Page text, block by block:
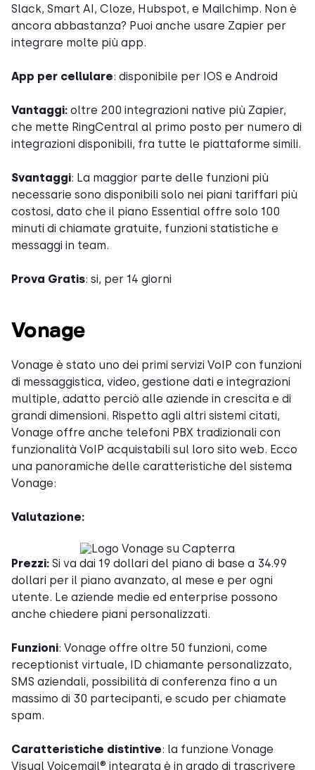
Slack, Smart AI, Cloze, Hubspot, e Mailchimp. Non è
ancora abbastanza? Puoi anche usare Zapier per
integrare molte più app.
App per cellulare: disponibile per IOS e Android
Vantaggi: oltre 200 integrazioni native più Zapier,
che mette RingCentral al primo posto per numero di
integrazioni disponibili, fra tutte le piattaforme simili.
Svantaggi: La maggior parte delle funzioni più
necessarie sono disponibili solo nei piani tariffari più
costosi, dato che il piano Essential offre solo 100
minuti di chiamate gratuite, funzioni statistiche e
messaggi in team.
Prova Gratis: si, per 14 giorni
Vonage
Vonage è stato uno dei primi servizi VoIP con funzioni
di messaggistica, video, gestione dati e integrazioni
multiple, adatto perciò alle aziende in crescita e di
grandi dimensioni. Rispetto agli altri sistemi citati,
Vonage offre anche telefoni PBX tradizionali con
funzionalità VoIP acquistabili sul loro sito web. Ecco
una panoramiche delle caratteristiche del sistema
Vonage:
Valutazione:
Prezzi: Si va dai 19 dollari del piano di base a 34.99
dollari per il piano avanzato, al mese e per ogni
utente. Le aziende medie ed enterprise possono
anche chiedere piani personalizzati.
Funzioni: Vonage offre oltre 50 funzioni, come
receptionist virtuale, ID chiamante personalizzato,
SMS aziendali, possibilità di conferenza fino a un
massimo di 30 partecipanti, e scudo per chiamate
spam.
Caratteristiche distintive: la funzione Vonage
Visual Voicemail® integrata è in grado di trascrivere